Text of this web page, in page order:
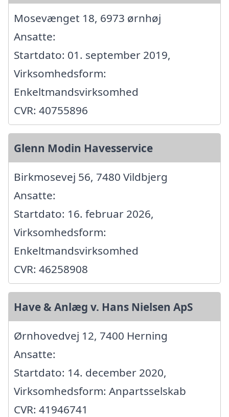
Mosevænget 18, 6973 ørnhøj
Ansatte:
Startdato: 01. september 2019,
Virksomhedsform:
Enkeltmandsvirksomhed
CVR: 40755896
Glenn Modin Havesservice
Birkmosevej 56, 7480 Vildbjerg
Ansatte:
Startdato: 16. februar 2026,
Virksomhedsform:
Enkeltmandsvirksomhed
CVR: 46258908
Have & Anlæg v. Hans Nielsen ApS
Ørnhovedvej 12, 7400 Herning
Ansatte:
Startdato: 14. december 2020,
Virksomhedsform: Anpartsselskab
CVR: 41946741